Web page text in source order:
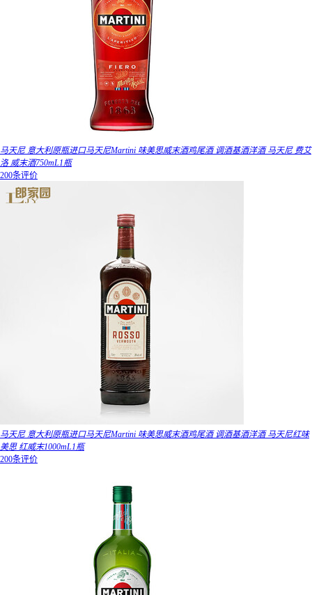
马天尼 意大利原瓶进口马天尼Martini 味美思威末酒鸡尾酒 调酒基酒洋酒 马天尼 费艾
洛 威末酒750mL1瓶
200条评价
马天尼 意大利原瓶进口马天尼Martini 味美思威末酒鸡尾酒 调酒基酒洋酒 马天尼红味
美思 红威末1000mL1瓶
200条评价